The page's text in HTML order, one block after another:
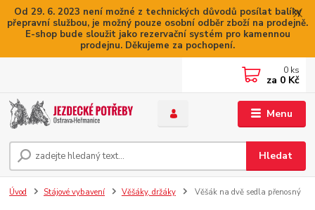
Od 29. 6. 2023 není možné z technických důvodů posílat balíky
přepravní službou, je možný pouze osobní odběr zboží na prodejně.
E-shop bude sloužit jako rezervační systém pro kamennou
prodejnu. Děkujeme za pochopení.
Menu
Hledat
0 ks
za 0 Kč
Úvod Stájové vybavení Věšáky, držáky Věšák na dvě sedla přenosný